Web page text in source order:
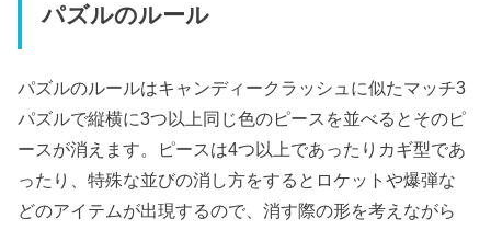
パズルのルール
パズルのルールはキャンディークラッシュに似たマッチ3
パズルで縦横に3つ以上同じ色のピースを並べるとそのピ
ースが消えます。ピースは4つ以上であったりカギ型であ
ったり、特殊な並びの消し方をするとロケットや爆弾な
どのアイテムが出現するので、消す際の形を考えながら